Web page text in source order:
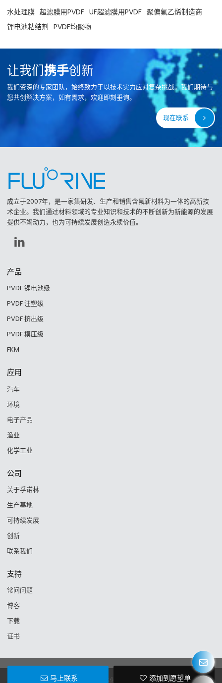
马上联系 添加到愿望单
水处理膜 超滤膜用PVDF UF超滤膜用PVDF 聚偏氟乙烯制造商
锂电池粘结剂 PVDF均聚物
让我们携手创新
我们资深的专家团队，始终致力于以技术实力应对复杂挑战。我们期待与
您共创解决方案，如有需求，欢迎即刻垂询。
现在联系
成立于2007年，是一家集研发、生产和销售含氟新材料为一体的高新技
术企业。我们通过材料领域的专业知识和技术的不断创新为新能源的发展
提供不竭动力，也为可持续发展创造永续价值。
产品
PVDF 锂电池级
PVDF 注塑级
PVDF 挤出级
PVDF 模压级
FKM
应用
汽车
环境
电子产品
渔业
化学工业
公司
关于孚诺林
生产基地
可持续发展
创新
联系我们
支持
常问问题
博客
下载
证书
Copyright © 2026 浙江孚诺林化工新材料有限公司Support By